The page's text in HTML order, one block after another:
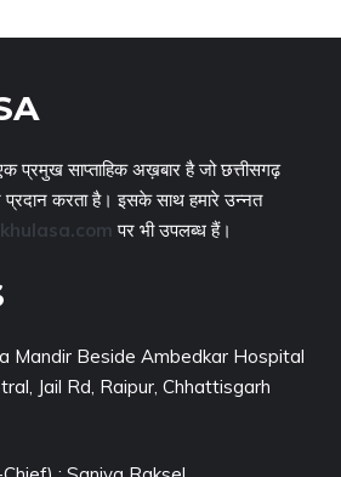
प्रमुख साप्ताहिक अख़बार है जो छत्तीसगढ़
प्रदान करता है। इसके साथ हमारे उन्नत
पर भी उपलब्ध हैं।
Mandir Beside Ambedkar Hospital
Jail Rd, Raipur, Chhattisgarh